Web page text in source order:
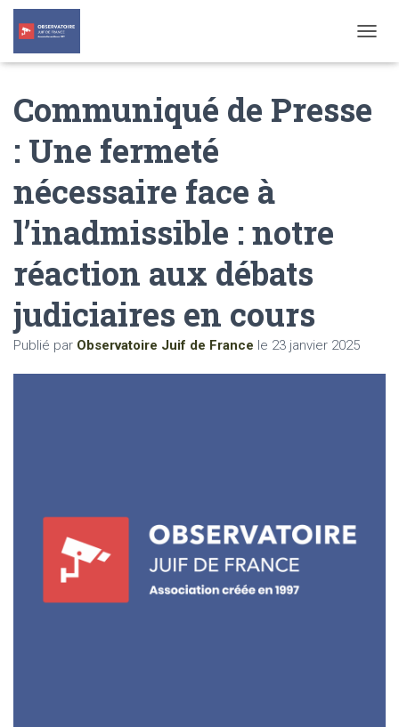
O
L
Communiqué de Presse
: Une fermeté
nécessaire face à
l’inadmissible : notre
réaction aux débats
judiciaires en cours
Publié par Observatoire Juif de France le 23 janvier 2025